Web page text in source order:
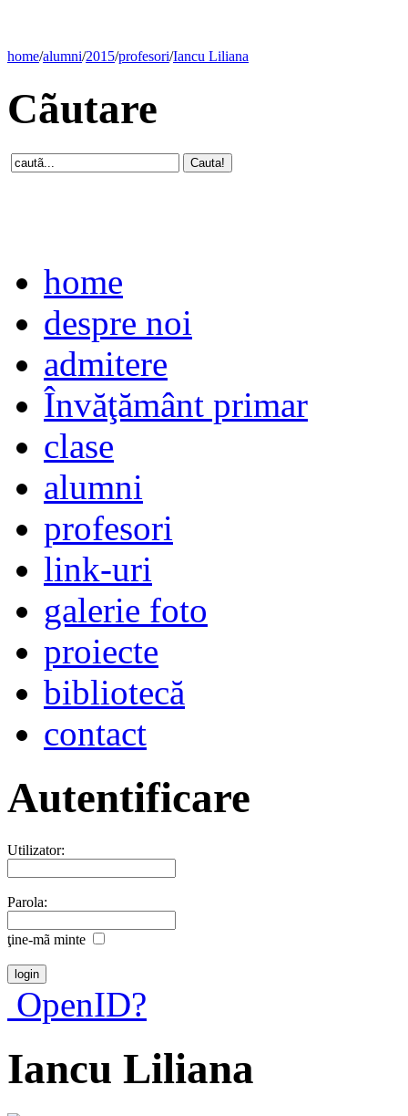
home/alumni/2015/profesori/Iancu Liliana
Cãutare
home
despre noi
admitere
Învăţământ primar
clase
alumni
profesori
link-uri
galerie foto
proiecte
bibliotecă
contact
Autentificare
Utilizator:
Parola:
ţine-mã minte
OpenID?
Iancu Liliana